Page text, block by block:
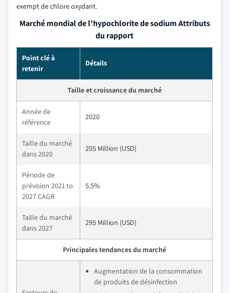
exempt de chlore oxydant.
Marché mondial de l'hypochlorite de sodium Attributs
du rapport
Point clé à
retenir
Détails
Taille et croissance du marché
Année de
référence
2020
Taille du marché
dans 2020
205 Million (USD)
Période de
prévision 2021 to
2027 CAGR
5.5%
Taille du marché
dans 2027
295 Million (USD)
Principales tendances du marché
Augmentation de la consommation
de produits de désinfection